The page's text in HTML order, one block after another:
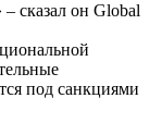
– сказал он Global
под санкциями